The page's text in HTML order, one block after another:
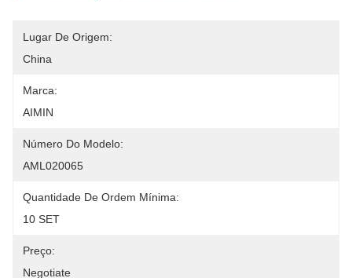
Lugar De Origem:
China
Marca:
AIMIN
Número Do Modelo:
AML020065
Quantidade De Ordem Mínima:
10 SET
Preço:
Negotiate